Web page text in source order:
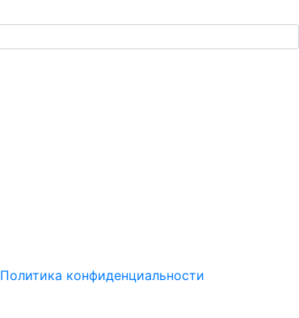
Политика конфиденциальности